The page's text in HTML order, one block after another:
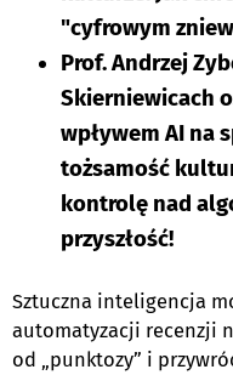
"cyfrowym
Prof. Andrzej
Skierniewicach
wpływem AI na
tożsamość
kontrolę nad
przyszłość!
Sztuczna inteligencja
automatyzacji recenzji
od „punktozy” i